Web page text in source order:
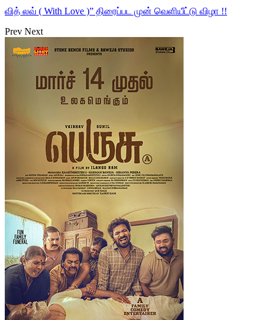
வித் லவ் ( With Love )” திரைப்பட முன் வெளியீட்டு விழா !!
Prev Next